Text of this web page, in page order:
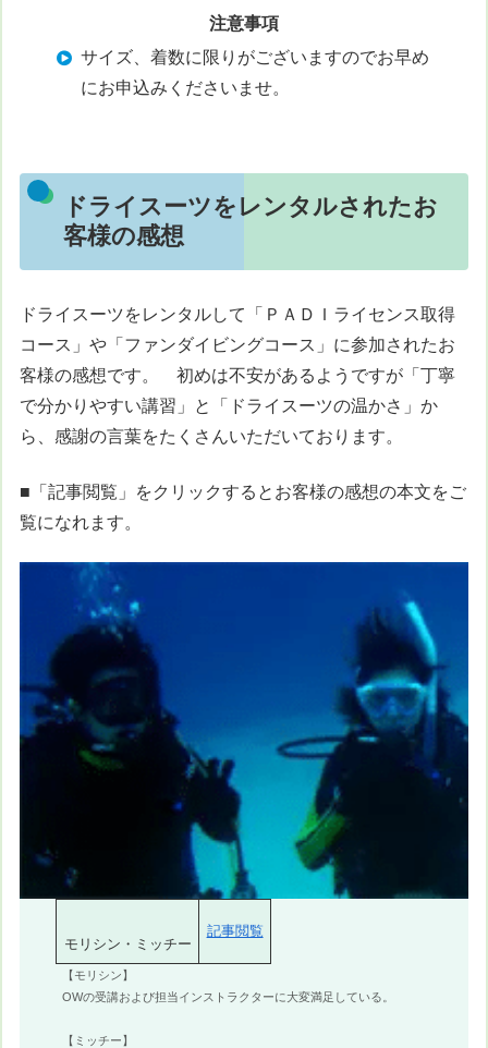
注意事項
サイズ、着数に限りがございますのでお早め
にお申込みくださいませ。
ドライスーツをレンタルされたお
客様の感想
ドライスーツをレンタルして「ＰＡＤＩライセンス取得
コース」や「ファンダイビングコース」に参加されたお
客様の感想です。 初めは不安があるようですが「丁寧
で分かりやすい講習」と「ドライスーツの温かさ」か
ら、感謝の言葉をたくさんいただいております。
■「記事閲覧」をクリックするとお客様の感想の本文をご
覧になれます。
モリシン・ミッチー
記事閲覧
【モリシン】
OWの受講および担当インストラクターに大変満足している。
【ミッチー】